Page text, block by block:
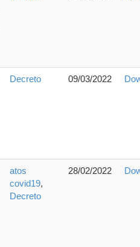
Decreto 09/03/2022
atos
covid19,
Decreto
28/02/2022